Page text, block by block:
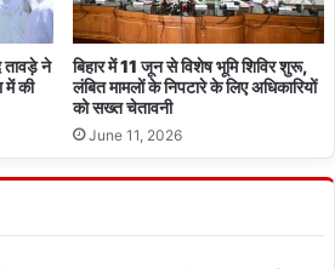
तावड़े ने
में की
बिहार में 11 जून से विशेष भूमि शिविर शुरू,
लंबित मामलों के निपटारे के लिए अधिकारियों
को सख्त चेतावनी
June 11, 2026